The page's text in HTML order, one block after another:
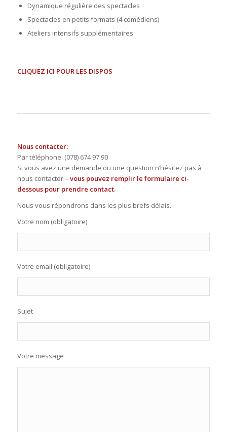
Dynamique régulière des spectacles
Spectacles en petits formats (4 comédiens)
Ateliers intensifs supplémentaires
CLIQUEZ ICI POUR LES DISPOS
Nous contacter:
Par téléphone: (078) 674 97 90
Si vous avez une demande ou une question n’hésitez pas à
nous contacter – vous pouvez remplir le formulaire ci-
dessous pour prendre contact.
Nous vous répondrons dans les plus brefs délais.
Votre nom (obligatoire)
Votre email (obligatoire)
Sujet
Votre message